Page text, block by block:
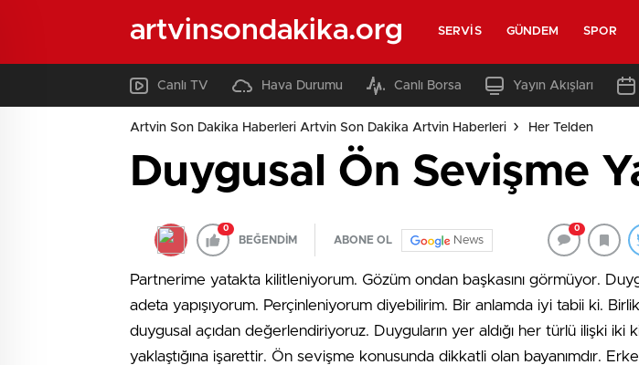
artvinsondakika.org SERVIS GÜNDEM SPOR
Canlı TV Hava Durumu Canlı Borsa Yayın Akışları
Artvin Son Dakika Haberleri Artvin Son Dakika Artvin Haberleri Her Telden
Duygusal Ön Sevişme
0
BEĞENDİM ABONE OL News
0
Partnerime yatakta kilitleniyorum. Gözüm ondan başkasını görmüyor.
adeta yapışıyorum. Perçinleniyorum diyebilirim. Bir anlamda iyi tabii ki.
duygusal açıdan değerlendiriyoruz. Duyguların yer aldığı her türlü ilişki iki
yaklaştığına işarettir. Ön sevişme konusunda dikkatli olan bayanımdır.